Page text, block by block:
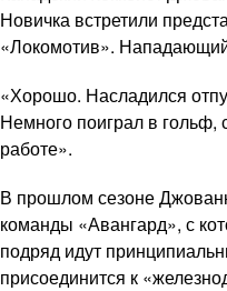
Новичка встретили
«Локомотив». Нападающий
«Хорошо. Насладился
Немного поиграл в гольф,
работе».
В прошлом сезоне
команды «Авангард», с
подряд идут
присоединится к